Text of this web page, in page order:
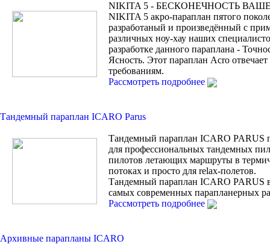
NIKITA 5 - БЕСКОНЕЧНОСТЬ
NIKITA 5 акро-параплан пятого
разработаный и произведённый с
различных ноу-хау наших
разработке данного параплана -
Ясность. Этот параплан Acro
требованиям.
Рассмотреть подробнее
Тандемный параплан ICARO Parus
Тандемный параплан ICARO PARUS
для профессиональных тандемных
пилотов летающих маршруты в
потоках и просто для relax-полетов.
Тандемный параплан ICARO PARUS
самых современных парапланерных
Рассмотреть подробнее
Архивные парапланы ICARO